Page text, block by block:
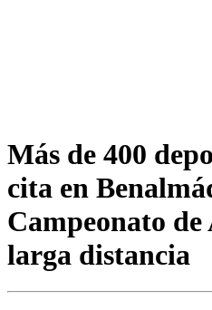
Más de 400
cita en
Campeonato
larga distancia